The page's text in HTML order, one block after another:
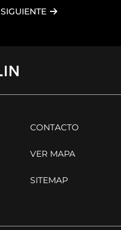
SIGUIENTE
CONTACTO
VER MAPA
SITEMAP